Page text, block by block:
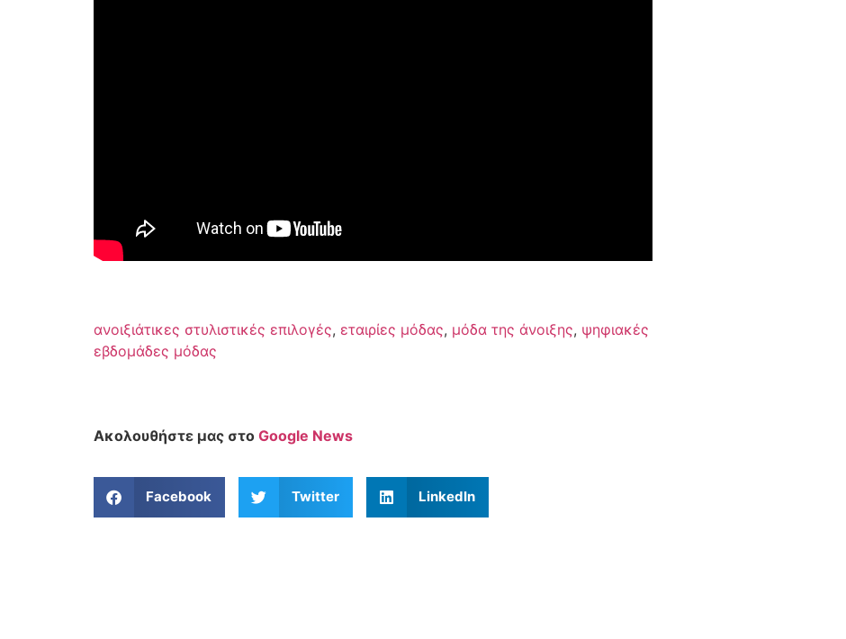
ανοιξιάτικες στυλιστικές επιλογές, εταιρίες μόδας, μόδα της άνοιξης, ψηφιακές
εβδομάδες μόδας
Ακολουθήστε μας στο Google News
Facebook Twitter LinkedIn